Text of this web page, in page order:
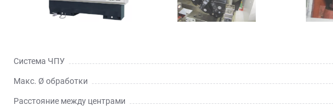
Система ЧПУ
Макс. Ø обработки
Расстояние между центрами